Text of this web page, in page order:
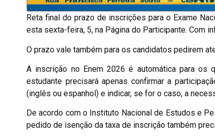
Reta final do prazo de inscrições para o Exame
esta sexta-feira, 5, na Página do Participante. Com
O prazo vale também para os candidatos pedirem
A inscrição no Enem 2026 é automática para
estudante precisará apenas confirmar a
(inglês ou espanhol) e indicar, se for o caso, a
De acordo com o Instituto Nacional de Estudos e
pedido de isenção da taxa de inscrição também